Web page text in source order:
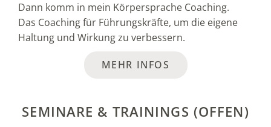
Dann komm in mein Körpersprache Coaching.
Das Coaching für Führungskräfte, um die eigene
Haltung und Wirkung zu verbessern.
MEHR INFOS
SEMINARE & TRAININGS (OFFEN)